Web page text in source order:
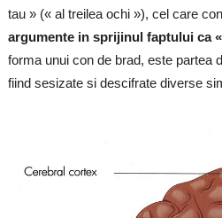
tau » (« al treilea ochi »), cel care
argumente in sprijinul faptului ca
forma unui con de brad, este partea
fiind sesizate si descifrate diverse